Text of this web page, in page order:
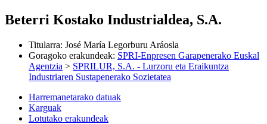
Beterri Kostako Industrialdea, S.A.
Titularra: José María Legorburu Aráosla
Goragoko erakundeak: SPRI-Enpresen Garapenerako Euskal
Agentzia > SPRILUR, S.A. - Lurzoru eta Eraikuntza
Industriaren Sustapenerako Sozietatea
Harremanetarako datuak
Karguak
Lotutako erakundeak